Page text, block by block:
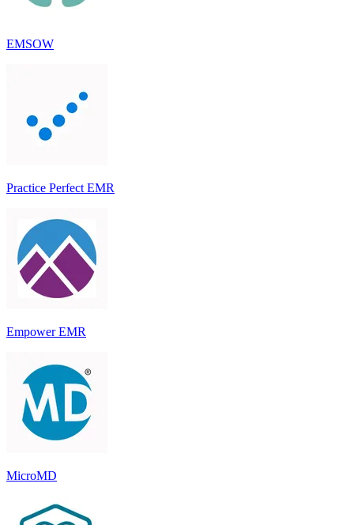
EMSOW
Practice Perfect EMR
Empower EMR
MicroMD